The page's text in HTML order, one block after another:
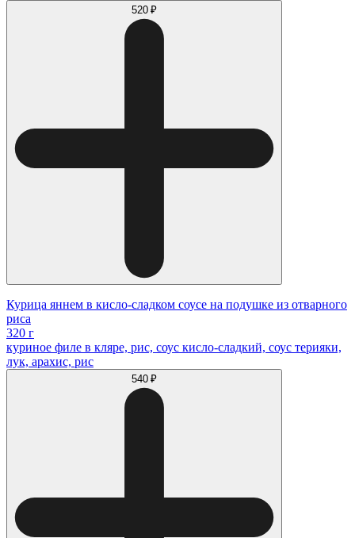
520 ₽
Курица яннем в кисло-сладком соусе на подушке из отварного
риса
320 г
куриное филе в кляре, рис, соус кисло-сладкий, соус терияки,
лук, арахис, рис
540 ₽